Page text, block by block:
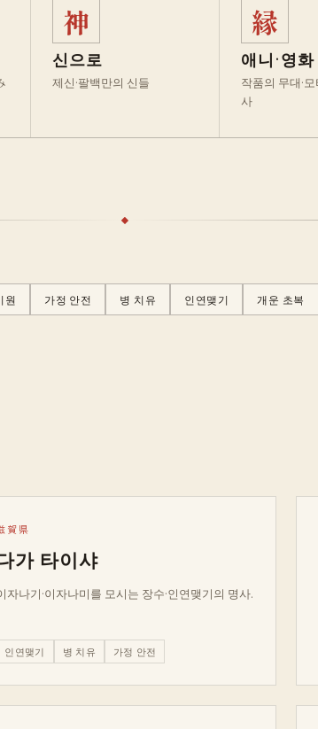
神
신으로
제신·팔백만의 신들
縁
애니·영화
작품의 무대·
사
원 가정 안전 병 치유 인연맺기 개운 초복
賀県
가 타이샤
자나기·이자나미를 모시는 장수·인연맺기의 명사.
인연맺기 병 치유 가정 안전